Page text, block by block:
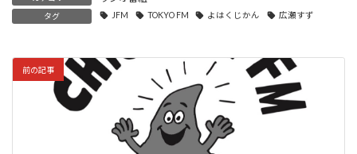
タグ JFM TOKYO FM よはくじかん 広瀬すず
前の記事